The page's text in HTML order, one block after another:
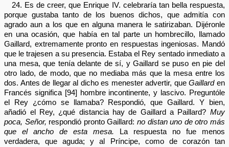
24. Es de creer, que Enrique IV. celebraría tan bella respuesta,
porque gustaba tanto de los buenos dichos, que admitía con
agrado aun a los que en alguna manera le satirizaban. Dijéronle
en una ocasión, que había en tal parte un hombrecillo, llamado
Gaillard, extremamente pronto en respuestas ingeniosas. Mandó
que le trajesen a su presencia. Estaba el Rey sentado inmediato a
una mesa, que tenía delante de sí, y Gaillard se puso en pie del
otro lado, de modo, que no mediaba más que la mesa entre los
dos. Antes de llegar al dicho es menester advertir, queGaillard en
Francés significa [94] hombre incontinente, y lascivo. Preguntóle
el Rey ¿cómo se llamaba? Respondió, que Gaillard. Y bien,
añadió el Rey, ¿qué distancia hay de Gaillard a Paillard? Muy
poca, Señor, respondió pronto Gaillard:no distan uno de otro más
que el ancho de esta mesa. La respuesta no fue menos
verdadera, que aguda; y al Príncipe, como de corazón tan